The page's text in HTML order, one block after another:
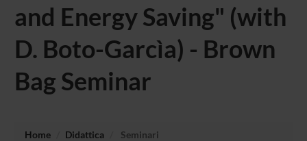
and Energy Saving" (with
D. Boto-Garcìa) - Brown
Bag Seminar
Home Didattica Seminari